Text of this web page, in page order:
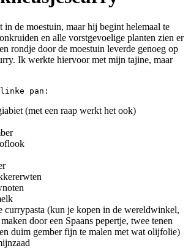
in de moestuin, maar hij begint helemaal te
en alle vorstgevoelige planten zien er
rondje door de moestuin leverde genoeg op
Ik werkte hiervoor met mijn tajine, maar
pan:
(met een raap werkt het ook)
currypasta (kun je kopen in de wereldwinkel,
door een Spaans pepertje, twee tenen
duim gember fijn te malen met wat olijfolie)